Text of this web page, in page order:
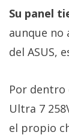
Su panel
aunque no
del ASUS,
Por dentro
Ultra 7
el propio